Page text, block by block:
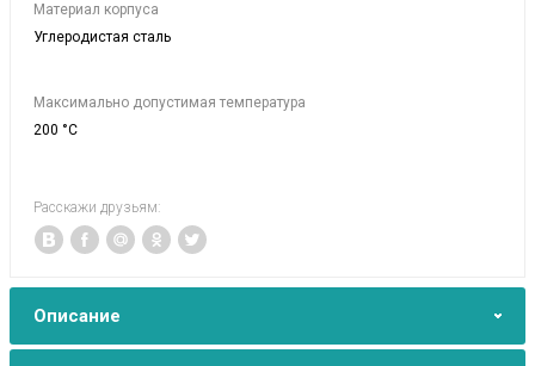
Материал корпуса
Углеродистая сталь
Максимально допустимая температура
200 °C
Расскажи друзьям:
Описание